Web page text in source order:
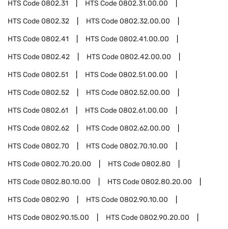
HTS Code0802.31 HTS Code0802.31.00.00
HTS Code0802.32 HTS Code0802.32.00.00
HTS Code0802.41 HTS Code0802.41.00.00
HTS Code0802.42 HTS Code0802.42.00.00
HTS Code0802.51 HTS Code0802.51.00.00
HTS Code0802.52 HTS Code0802.52.00.00
HTS Code0802.61 HTS Code0802.61.00.00
HTS Code0802.62 HTS Code0802.62.00.00
HTS Code0802.70 HTS Code0802.70.10.00
HTS Code0802.70.20.00 HTS Code0802.80
HTS Code0802.80.10.00 HTS Code0802.80.20.00
HTS Code0802.90 HTS Code0802.90.10.00
HTS Code0802.90.15.00 HTS Code0802.90.20.00